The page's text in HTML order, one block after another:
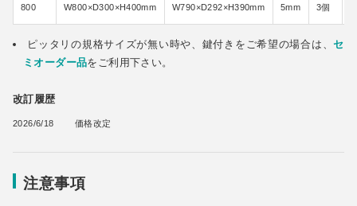
800 W800×D300×H400mm W790×D292×H390mm 5mm 3個
ピッタリの規格サイズが無い時や、鍵付きをご希望の場合は、セ
ミオーダー品をご利用下さい。
改訂履歴
2026/6/18 価格改定
注意事項